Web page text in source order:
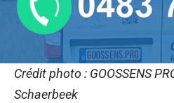
Crédit photo : GOOSSENS
Schaerbeek